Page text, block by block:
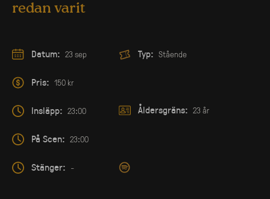
redan varit
Datum: 23 sep
Pris: 150 kr
Insläpp: 23:00
På Scen: 23:00
Stänger: -
Typ: Stående
Åldersgräns: 23 år